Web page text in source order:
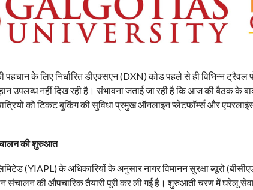
पहचान के लिए निर्धारित डीएक्सएन (DXN) कोड पहले से ही विभिन्न ट्रैवल
उपलब्ध नहीं दिख रही है। संभावना जताई जा रही है कि आज की बैठक के
को टिकट बुकिंग की सुविधा प्रमुख ऑनलाइन प्लेटफॉर्म्स और
की शुरुआत
(YIAPL) के अधिकारियों के अनुसार नागर विमानन सुरक्षा ब्यूरो
संचालन की औपचारिक तैयारी पूरी कर ली गई है। शुरुआती चरण में घरेलू